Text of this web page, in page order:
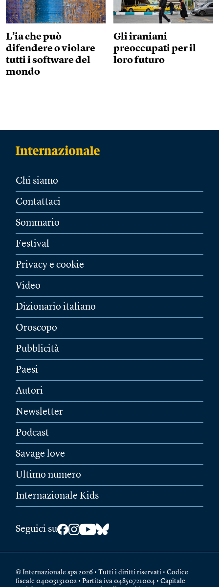
L’ia che può
difendere o violare
tutti i software del
mondo
Gli iraniani
preoccupati per il
loro futuro
Chi siamo
Contattaci
Sommario
Festival
Privacy e cookie
Video
Dizionario italiano
Oroscopo
Pubblicità
Paesi
Autori
Newsletter
Podcast
Savage love
Ultimo numero
Internazionale Kids
Seguici su
© Internazionale spa 2026 • Tutti i diritti riservati • Codice
fiscale 04003131002 • Partita iva 04850721004 • Capitale